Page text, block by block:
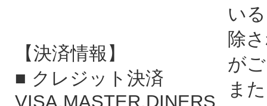
【決済情報】
■ クレジット決済
VISA,MASTER,DINERS
い
除
が
ま